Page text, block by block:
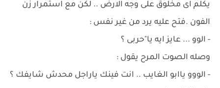
يكلم اى مخلوق على وجه الارض .. لكن مع استمرار زن
الفون .فتح عليه يرد من غير نفس :
- الوو ... عايز ايه يا"حربى ؟
وصله الصوت المرح يقول :
- الووو ياابو الغايب .. انت فينك ياراجل محدش شايفك ؟